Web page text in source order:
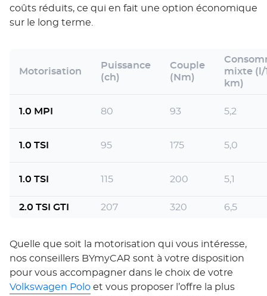
coûts réduits, ce qui en fait une option économique
sur le long terme.
Motorisation
Puissance
(ch)
Couple
(Nm)
mixte (l/
km)
1.0 MPI 80 93 5,2
1.0 TSI 95 175 5,0
1.0 TSI 115 200 5,1
2.0 TSI GTI 207 320 6,5
Quelle que soit la motorisation qui vous intéresse,
nos conseillers BYmyCAR sont à votre disposition
pour vous accompagner dans le choix de votre
Volkswagen Polo et vous proposer l’offre la plus